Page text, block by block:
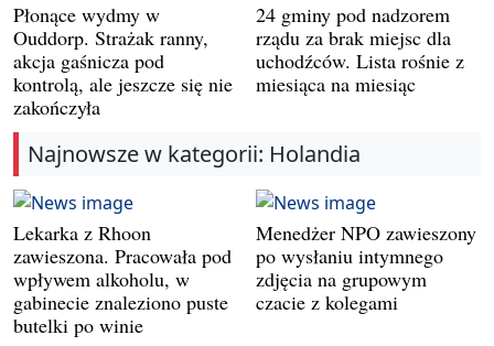
Płonące wydmy w
Ouddorp. Strażak ranny,
akcja gaśnicza pod
kontrolą, ale jeszcze się nie
zakończyła
24 gminy pod nadzorem
rządu za brak miejsc dla
uchodźców. Lista rośnie z
miesiąca na miesiąc
Najnowsze w kategorii: Holandia
Lekarka z Rhoon
zawieszona. Pracowała pod
wpływem alkoholu, w
gabinecie znaleziono puste
butelki po winie
Menedżer NPO zawieszony
po wysłaniu intymnego
zdjęcia na grupowym
czacie z kolegami